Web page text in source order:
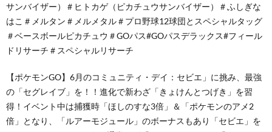
サンバイザー）＃ヒトカゲ（ピカチュウサンバイザー）＃ふしぎな
はこ＃メルタン＃メルメタル＃プロ野球12球団とスペシャルタッグ
＃ベースボールピカチュウ＃GOパス#GOパスデラックス#フィール
ドリサーチ＃スペシャルリサーチ
【ポケモンGO】6月のコミュニティ・デイ：セビエ」に挑み、最強
の「セグレイブ」を！！進化で新わざ「きょけんとつげき」を習
得！イベント中は捕獲時「ほしのすな3倍」＆「ポケモンのアメ2
倍」となり、「ルアーモジュール」のボーナスもあり「セビエ」を